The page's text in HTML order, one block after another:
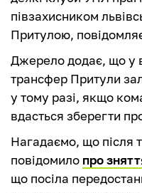
півзахисником
Притулою,
Джерело додає, що у
трансфер Притули
у тому разі, якщо
вдасться зберегти
Нагадаємо, що після
повідомило про
що посіла